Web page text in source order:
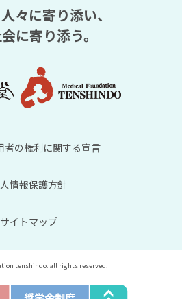
々に寄り添い、
に寄り添う。
者の権利に関する宣言
情報保護方針
サイトマップ
tenshindo. all rights reserved.